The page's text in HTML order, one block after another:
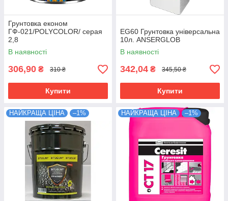
Грунтовка економ
ГФ-021/POLYCOLOR/ серая
2,8
В наявності
306,90 ₴ 310 ₴
Купити
EG60 Грунтовка універсальна
10л. ANSERGLOB
В наявності
342,04 ₴ 345,50 ₴
Купити
НАЙКРАЩА ЦІНА –1% НАЙКРАЩА ЦІНА –1%